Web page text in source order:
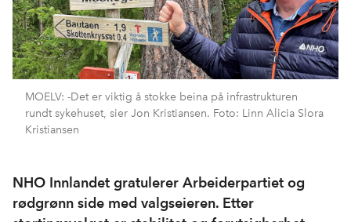
MOELV: -Det er viktig å stokke beina på infrastrukturen
rundt sykehuset, sier Jon Kristiansen. Foto: Linn Alicia Slora
Kristiansen
NHO Innlandet gratulerer Arbeiderpartiet og
rødgrønn side med valgseieren. Etter